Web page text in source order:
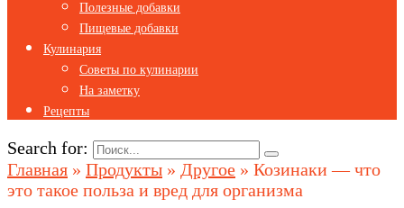
Полезные добавки
Пищевые добавки
Кулинария
Советы по кулинарии
На заметку
Рецепты
Search for:
Главная » Продукты » Другое » Козинаки — что
это такое польза и вред для организма